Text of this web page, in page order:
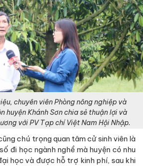
chuyên viên Phòng nông nghiệp và
huyện Khánh Sơn chia sẻ thuận lợi và
với PV Tạp chí Việt Nam Hội Nhập.
chú trọng quan tâm cử sinh viên là
đi học ngành nghề mà huyện có nhu
học và được hỗ trợ kinh phí, sau khi